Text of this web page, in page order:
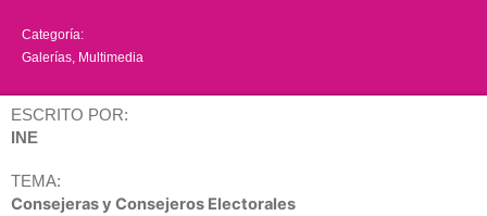
Categoría:
Galerías Multimedia
ESCRITO POR:
INE
TEMA:
Consejeras y Consejeros Electorales